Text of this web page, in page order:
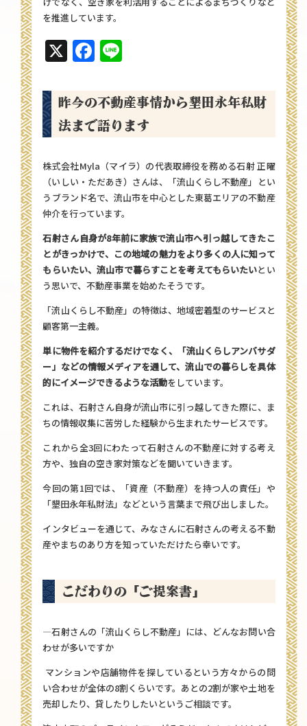
を推進しています。
X Facebook
昨今の不動産事情から墾田永年私財
法まで語ります
株式会社Myla（マイラ）の代表取締役を務める石射 正曜
（いしい・ただあき）さんは、「流山くらし不動産」とい
うブランド名で、流山市を中心とした東葛エリアの不動産
仲介を行っています。
石射さん自身が8年前に家族で流山市へ引っ越してきたこ
とがきっかけで、この地域の魅力をより多くの人に知って
もらいたい、流山市で暮らすことを考えてもらいたいとい
う思いで、不動産事業を始めたそうです。
「流山くらし不動産」の特徴は、地域密着型のサービスと
顧客第一主義。
単に物件を紹介するだけでなく、「流山くらしアンバサダ
ー」などの情報メディアを通して、流山での暮らしを具体
的にイメージできるような活動をしています。
これは、石射さん自身が流山市に引っ越してきた際に、ま
ちの情報収集に苦労した経験から生まれたサービスです。
これから全3回にわたって石射さんの不動産に対する考え
方や、独自の空き家対策などを聞いていきます。
今回の第1回では、「資産（不動産）を持つ人の責任」や
「墾田永年私財法」などという言葉まで飛び出しました。
インタビューを通じて、みなさんに石射さんの考える不動
産やまちのあり方を知っていただけたら幸いです。
こだわりの「ご提案書」
—石射さんの「流山くらし不動産」には、どんなお問い合
わせが多いですか
マンションや店舗物件を探しているという方々からの問
い合わせが全体の8割くらいです。あとの2割が家や土地を
売却したり、貸したりしたいというご相談です。